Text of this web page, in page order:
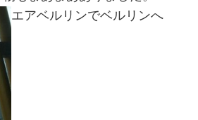
エアベルリンでベルリンへ